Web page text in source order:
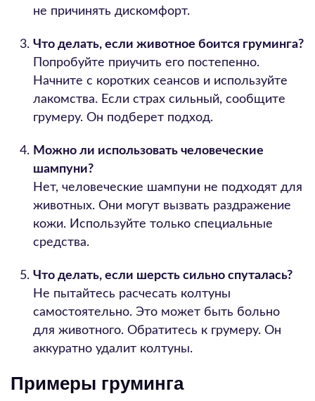
не причинять дискомфорт.
Что делать, если животное боится груминга?
Попробуйте приучить его постепенно.
Начните с коротких сеансов и используйте
лакомства. Если страх сильный, сообщите
грумеру. Он подберет подход.
Можно ли использовать человеческие
шампуни?
Нет, человеческие шампуни не подходят для
животных. Они могут вызвать раздражение
кожи. Используйте только специальные
средства.
Что делать, если шерсть сильно спуталась?
Не пытайтесь расчесать колтуны
самостоятельно. Это может быть больно
для животного. Обратитесь к грумеру. Он
аккуратно удалит колтуны.
Примеры груминга